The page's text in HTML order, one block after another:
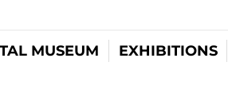
MUSEUM EXHIBITIONS